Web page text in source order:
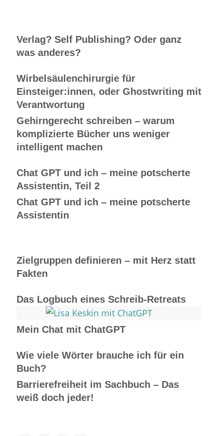
Verlag? Self Publishing? Oder ganz
was anderes?
Wirbelsäulenchirurgie für
Einsteiger:innen, oder Ghostwriting mit
Verantwortung
Gehirngerecht schreiben – warum
komplizierte Bücher uns weniger
intelligent machen
Chat GPT und ich – meine potscherte
Assistentin, Teil 2
Chat GPT und ich – meine potscherte
Assistentin
Zielgruppen definieren – mit Herz statt
Fakten
Das Logbuch eines Schreib-Retreats
Mein Chat mit ChatGPT
Wie viele Wörter brauche ich für ein
Buch?
Barrierefreiheit im Sachbuch – Das
weiß doch jeder!